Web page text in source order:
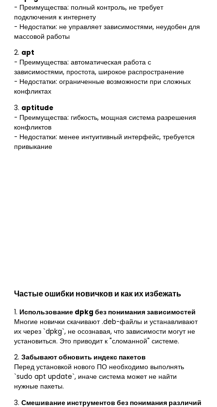
- Преимущества: полный контроль, не требует
подключения к интернету
- Недостатки: не управляет зависимостями, неудобен для
массовой работы
2. apt
- Преимущества: автоматическая работа с
зависимостями, простота, широкое распространение
- Недостатки: ограниченные возможности при сложных
конфликтах
3. aptitude
- Преимущества: гибкость, мощная система разрешения
конфликтов
- Недостатки: менее интуитивный интерфейс, требуется
привыкание
Частые ошибки новичков и как их избежать
1. Использование dpkg без понимания зависимостей
Многие новички скачивают .deb-файлы и устанавливают
их через `dpkg`, не осознавая, что зависимости могут не
установиться. Это приводит к "сломанной" системе.
2.Забывают обновить индекс пакетов
Перед установкой нового ПО необходимо выполнять
`sudo apt update`, иначе система может не найти
нужные пакеты.
3.Смешивание инструментов без понимания различий